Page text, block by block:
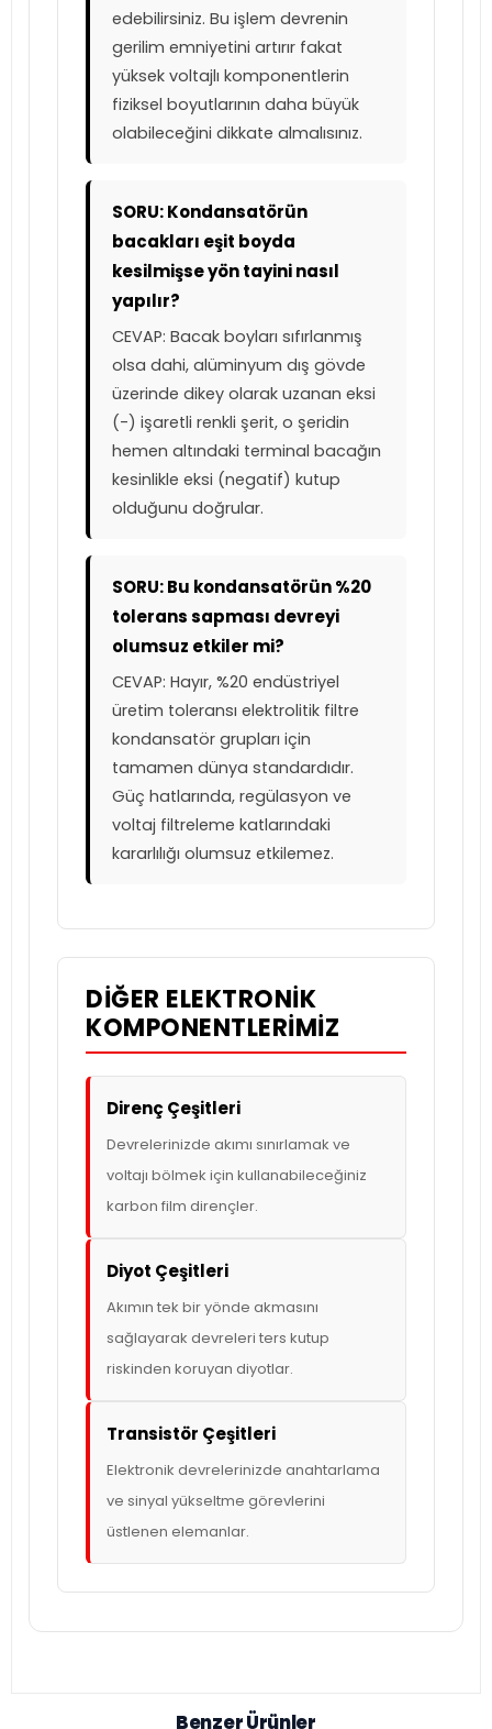
edebilirsiniz. Bu işlem devrenin
gerilim emniyetini artırır fakat
yüksek voltajlı komponentlerin
fiziksel boyutlarının daha büyük
olabileceğini dikkate almalısınız.
SORU: Kondansatörün
bacakları eşit boyda
kesilmişse yön tayini nasıl
yapılır?
CEVAP: Bacak boyları sıfırlanmış
olsa dahi, alüminyum dış gövde
üzerinde dikey olarak uzanan eksi
(-) işaretli renkli şerit, o şeridin
hemen altındaki terminal bacağın
kesinlikle eksi (negatif) kutup
olduğunu doğrular.
SORU: Bu kondansatörün %20
tolerans sapması devreyi
olumsuz etkiler mi?
CEVAP: Hayır, %20 endüstriyel
üretim toleransı elektrolitik filtre
kondansatör grupları için
tamamen dünya standardıdır.
Güç hatlarında, regülasyon ve
voltaj filtreleme katlarındaki
kararlılığı olumsuz etkilemez.
DIĞER ELEKTRONIK
KOMPONENTLERIMIZ
Direnç Çeşitleri
Devrelerinizde akımı sınırlamak ve
voltajı bölmek için kullanabileceğiniz
karbon film dirençler.
Diyot Çeşitleri
Akımın tek bir yönde akmasını
sağlayarak devreleri ters kutup
riskinden koruyan diyotlar.
Transistör Çeşitleri
Elektronik devrelerinizde anahtarlama
ve sinyal yükseltme görevlerini
üstlenen elemanlar.
Benzer Ürünler